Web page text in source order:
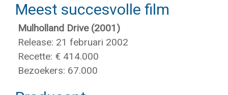
Meest succesvolle film
Mulholland Drive (2001)
Release: 21 februari 2002
Recette: € 414.000
Bezoekers: 67.000